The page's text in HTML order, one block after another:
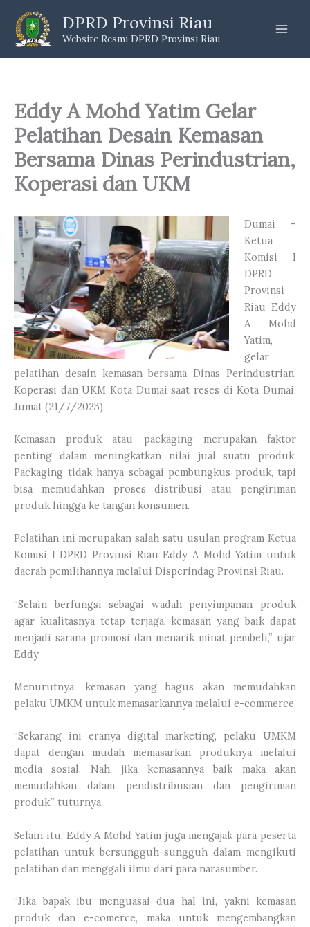
content
DPRD Provinsi Riau
Website Resmi DPRD Provinsi Riau
Eddy A Mohd Yatim Gelar
Pelatihan Desain Kemasan
Bersama Dinas Perindustrian,
Koperasi dan UKM
Dumai –
Ketua
Komisi I
DPRD
Provinsi
Riau Eddy
A Mohd
Yatim,
gelar
pelatihan desain kemasan bersama Dinas Perindustrian,
Koperasi dan UKM Kota Dumai saat reses di Kota Dumai,
Jumat (21/7/2023).
Kemasan produk atau packaging merupakan faktor
penting dalam meningkatkan nilai jual suatu produk.
Packaging tidak hanya sebagai pembungkus produk, tapi
bisa memudahkan proses distribusi atau pengiriman
produk hingga ke tangan konsumen.
Pelatihan ini merupakan salah satu usulan program Ketua
Komisi I DPRD Provinsi Riau Eddy A Mohd Yatim untuk
daerah pemilihannya melalui Disperindag Provinsi Riau.
“Selain berfungsi sebagai wadah penyimpanan produk
agar kualitasnya tetap terjaga, kemasan yang baik dapat
menjadi sarana promosi dan menarik minat pembeli,” ujar
Eddy.
Menurutnya, kemasan yang bagus akan memudahkan
pelaku UMKM untuk memasarkannya melalui e-commerce.
“Sekarang ini eranya digital marketing, pelaku UMKM
dapat dengan mudah memasarkan produknya melalui
media sosial. Nah, jika kemasannya baik maka akan
memudahkan dalam pendistribusian dan pengiriman
produk,” tuturnya.
Selain itu, Eddy A Mohd Yatim juga mengajak para peserta
pelatihan untuk bersungguh-sungguh dalam mengikuti
pelatihan dan menggali ilmu dari para narasumber.
“Jika bapak ibu menguasai dua hal ini, yakni kemasan
produk dan e-comerce, maka untuk mengembangkan